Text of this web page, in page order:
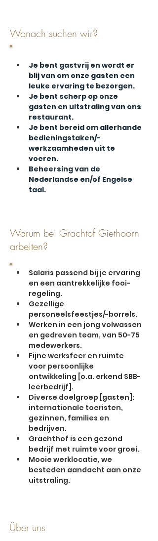
Wonach suchen wir?
Je bent gastvrij en wordt er
blij van om onze gasten een
leuke ervaring te bezorgen.
Je bent scherp op onze
gasten en uitstraling van ons
restaurant.
Je bent bereid om allerhande
bedieningstaken/-
werkzaamheden uit te
voeren.
Beheersing van de
Nederlandse en/of Engelse
taal.
Warum bei Grachtof Giethoorn
arbeiten?
Salaris passend bij je ervaring
en een aantrekkelijke fooi-
regeling.
Gezellige
personeelsfeestjes/-borrels.
Werken in een jong volwassen
en gedreven team, van 50-75
medewerkers.
Fijne werksfeer en ruimte
voor persoonlijke
ontwikkeling [o.a. erkend SBB-
leerbedrijf].
Diverse doelgroep [gasten]:
internationale toeristen,
gezinnen, families en
bedrijven.
Grachthof is een gezond
bedrijf met ruimte voor groei.
Mooie werklocatie, we
besteden aandacht aan onze
uitstraling.
Über uns